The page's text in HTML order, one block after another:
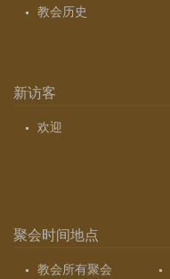
教会历史
新访客
欢迎
聚会时间地点
教会所有聚会